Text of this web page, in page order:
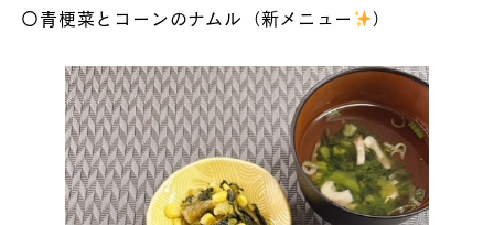
〇青梗菜とコーンのナムル（新メニュー
）